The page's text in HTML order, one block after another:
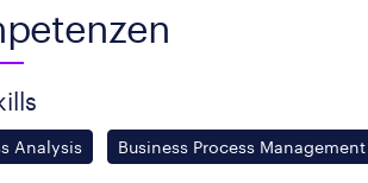
Analysis Business Process Management